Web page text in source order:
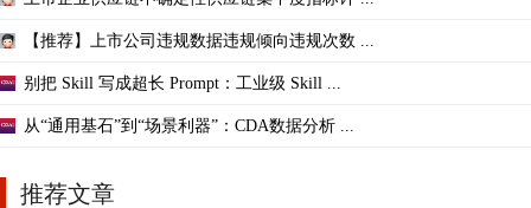
【推荐】上市公司违规数据违规倾向违规次数 ...
别把 Skill 写成超长 Prompt：工业级 Skill ...
从“通用基石”到“场景利器”：CDA数据分析 ...
推荐文章